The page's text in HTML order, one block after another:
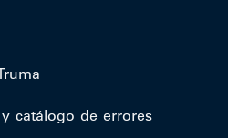
catálogo de errores